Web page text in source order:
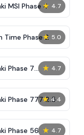
★ 4.7
MSI Phase 4
★ 5.0
Time Phase 2
★ 4.7
Phase 7
(Fanmade)
★ 4.4
Phase 777 2.5
★ 4.7
Phase 56